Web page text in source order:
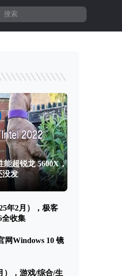
能超锐龙 5600X，
没发
年2月），极客
全收集
网Windows 10 镜
），游戏/综合/生